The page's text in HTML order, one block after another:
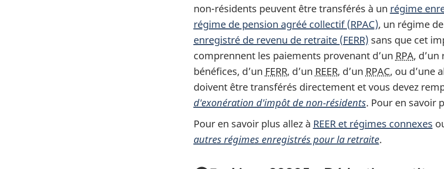
non-résidents peuvent être transférés à un régime
régime de pension agréé collectif (RPAC), un régime
enregistré de revenu de retraite (FERR) sans que cet
comprennent les paiements provenant d’un RPA,
bénéfices, d’un FERR, d’un REER, d’un RPAC, ou d’une
doivent être transférés directement et vous devez
d'exonération d'impôt denon-résidents. Pour en savoir
Pour en savoir plus allez à REER et régimes connexes
autres régimes enregistrés pour la retraite.